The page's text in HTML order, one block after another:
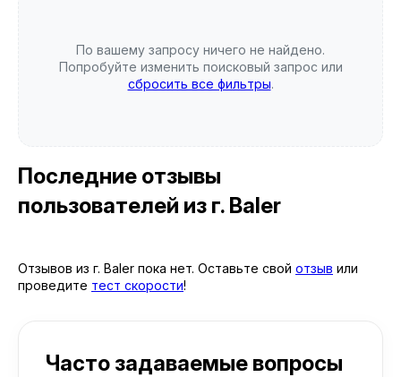
По вашему запросу ничего не найдено.
Попробуйте изменить поисковый запрос или
сбросить все фильтры.
Последние отзывы
пользователей из г. Baler
Отзывов из г. Baler пока нет. Оставьте свой отзыв или
проведите тест скорости!
Часто задаваемые вопросы